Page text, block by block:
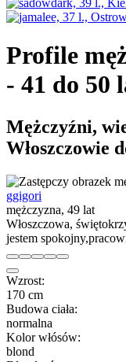
Profile
- 41 do 50
Mężczyźni,
Włoszczowie
ggigori
mężczyzna, 49 lat
Włoszczowa,
jestem
Wzrost:
170 cm
Budowa ciała:
normalna
Kolor włósów:
blond